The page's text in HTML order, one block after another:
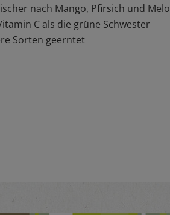
nach Mango, Pfirsich und
C als die grüne Schwester
Sorten geerntet